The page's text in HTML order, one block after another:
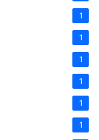
1
1
1
1
1
1